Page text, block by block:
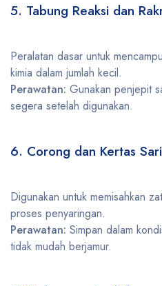
5. Tabung Reaksi dan
Peralatan dasar untuk
kimia dalam jumlah kecil.
Perawatan: Gunakan penjepit
segera setelah digunakan.
6. Corong dan Kertas
Digunakan untuk memisahkan
proses penyaringan.
Perawatan: Simpan dalam
tidak mudah berjamur.